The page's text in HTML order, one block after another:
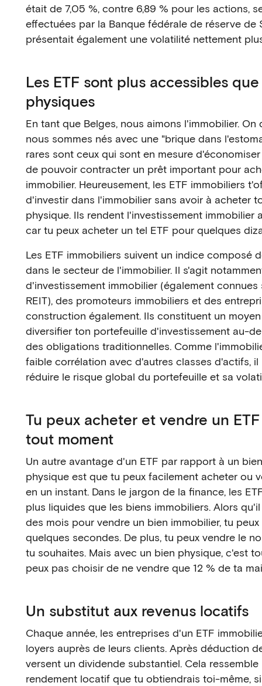
était de 7,05 %, contre 6,89 % pour les actions,
effectuées par la Banque fédérale de réserve de
présentait également une volatilité nettement
Les ETF sont plus accessibles
physiques
En tant que Belges, nous aimons l'immobilier.
nous sommes nés avec une "brique dans
rares sont ceux qui sont en mesure
de pouvoir contracter un prêt important pour
immobilier. Heureusement, les ETF immobiliers
d'investir dans l'immobilier sans avoir à acheter
physique. Ils rendent l'investissement immobilier
car tu peux acheter un tel ETF pour quelques
Les ETF immobiliers suivent un indice composé
dans le secteur de l'immobilier. Il s'agit
d'investissement immobilier (également connues
REIT), des promoteurs immobiliers et des
construction également. Ils constituent un
diversifier ton portefeuille d'investissement au-
des obligations traditionnelles. Comme
faible corrélation avec d'autres classes d'actifs,
réduire le risque global du portefeuille et sa
Tu peux acheter et vendre un
tout moment
Un autre avantage d'un ETF par rapport à un
physique est que tu peux facilement acheter ou
en un instant. Dans le jargon de la finance, les
plus liquides que les biens immobiliers. Alors
des mois pour vendre un bien immobilier, tu peux
quelques secondes. De plus, tu peux vendre le
tu souhaites. Mais avec un bien physique, c'est
peux pas choisir de ne vendre que 12 % de ta
Un substitut aux revenus locatifs
Chaque année, les entreprises d'un ETF
loyers auprès de leurs clients. Après déduction
versent un dividende substantiel. Cela
rendement locatif que tu obtiendrais toi-même,